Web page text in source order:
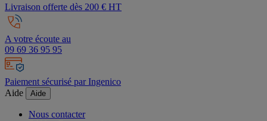
Livraison offerte dès 200 € HT
A votre écoute au
09 69 36 95 95
Paiement sécurisé par Ingenico
Aide
Aide
Nous contacter